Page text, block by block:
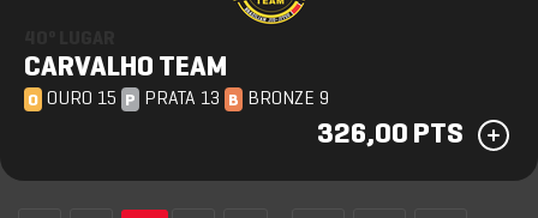
CARVALHO TEAM
O OURO 15 P PRATA 13 B BRONZE 9
326,00 PTS